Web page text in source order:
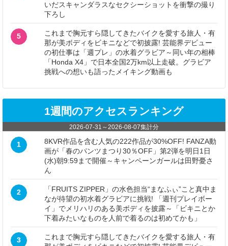
いだスキャンダラスなセクシーショットを衝撃の撮り
下ろし
5
これまで胸元すら隠してきたバイクを愛する旅人・有
那が美ボディをビキニなどで初披露! 芸能界デビュー
の初仕事は「週プレ」の水着グラビア～同い年の相棒
「Honda X4」で日本全国2万km以上走破。グラビア
挑戦への想いも語ったメイキング動画も
1週間のアクセスランキング
2026-07-31 ～2026-08-07集計分
1
8KVR作品を含む人気の222作品が30%OFF! FANZA動
画が「春のパンツまつり30％OFF」第2弾を明日1日
(水)朝9:59まで開催～キャンペーンガールは田野憂さ
ん
2
「FRUITS ZIPPER」の水色担当“まなふぃ”こと真中ま
なが待望の初水着グラビアに挑戦! 「週刊プレイボー
イ」でメリハリのある美ボディを披露～「ビキニとか
下着みたいなものを人前で着るのは初めてかも」
3
これまで胸元すら隠してきたバイクを愛する旅人・有